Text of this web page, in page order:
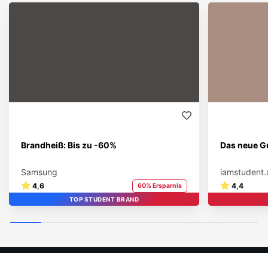
Brandheiß: Bis zu -60%
Samsung
4,6 60% Ersparnis
TOP STUDENT BRAND
Das neue
4,4